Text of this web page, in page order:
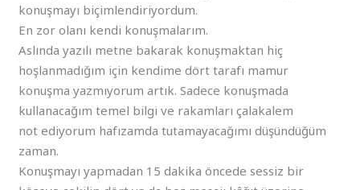
konuşmayı biçimlendiriyordum.
En zor olanı kendi konuşmalarım.
Aslında yazılı metne bakarak konuşmaktan hiç
hoşlanmadığım için kendime dört tarafı mamur
konuşma yazmıyorum artık. Sadece konuşmada
kullanacağım temel bilgi ve rakamları çalakalem
not ediyorum hafızamda tutamayacağımı düşündüğüm
zaman.
Konuşmayı yapmadan 15 dakika öncede sessiz bir